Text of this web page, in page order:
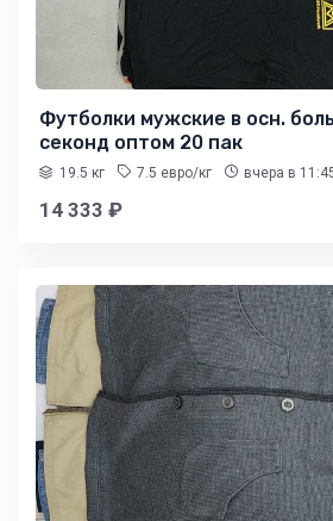
Футболки мужские в осн.
секонд оптом 20 пак
19.5 кг 7.5 евро/кг вчера в
14 333 ₽